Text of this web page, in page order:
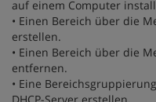
auf einem Computer
• Einen Bereich über die
erstellen.
• Einen Bereich über die
entfernen.
• Eine